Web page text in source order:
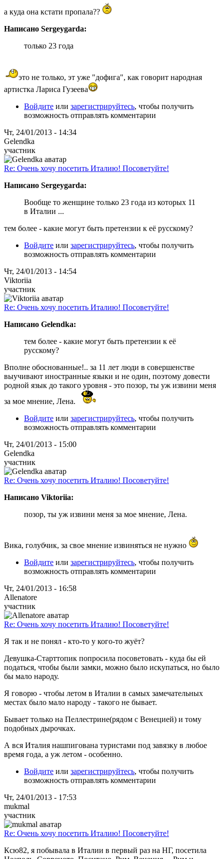
а куда она кстати пропала??
Написано Sergeygarda:
только 23 года
это не только, эт уже "дофига", как говорит народная
артистка Лариса Гузеева
Войдите или зарегистрируйтесь, чтобы получить
возможность отправлять комментарии
Чт, 24/01/2013 - 14:34
Gelendka
участник
Re: Очень хочу посетить Италию! Посоветуйте!
Написано Sergeygarda:
Вообще то женщине только 23 года из которых 11
в Италии ...
тем более - какие могут быть претензии к её русскому?
Войдите или зарегистрируйтесь, чтобы получить
возможность отправлять комментарии
Чт, 24/01/2013 - 14:54
Viktoriia
участник
Re: Очень хочу посетить Италию! Посоветуйте!
Написано Gelendka:
тем более - какие могут быть претензии к её
русскому?
Вполне обоснованные!.. за 11 лет люди в совершенстве
выучивают иностранные языки и не один, поэтому довести
родной язык до такого уровня - это позор, ты уж извини меня
за мое мнение, Лена.
Войдите или зарегистрируйтесь, чтобы получить
возможность отправлять комментарии
Чт, 24/01/2013 - 15:00
Gelendka
участник
Re: Очень хочу посетить Италию! Посоветуйте!
Написано Viktoriia:
позор, ты уж извини меня за мое мнение, Лена.
Вика, голубчик, за свое мнение извиняться не нужно
Войдите или зарегистрируйтесь, чтобы получить
возможность отправлять комментарии
Чт, 24/01/2013 - 16:58
Allenatore
участник
Re: Очень хочу посетить Италию! Посоветуйте!
Я так и не понял - кто-то у кого-то жуёт?
Девушка-Старттопик попросила посоветовать - куда бы ей
податься, чтобы были замки, можно было искупаться, но было
бы мало народу.
Я говорю - чтобы летом в Италии в самых замечательных
местах было мало народу - такого не бывает.
Бывает только на Пеллестрине(рядом с Венецией) и тому
подобных дырочках.
А вся Италия нашпигована туристами под завязку в любое
время года, а уж летом - особенно.
Войдите или зарегистрируйтесь, чтобы получить
возможность отправлять комментарии
Чт, 24/01/2013 - 17:53
mukmal
участник
Re: Очень хочу посетить Италию! Посоветуйте!
Ксю82, я побывала в Италии в первый раз на НГ, посетила